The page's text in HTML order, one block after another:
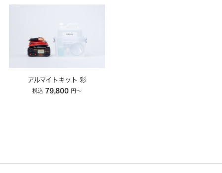
アルマイトキット 彩
税込 79,800 円〜